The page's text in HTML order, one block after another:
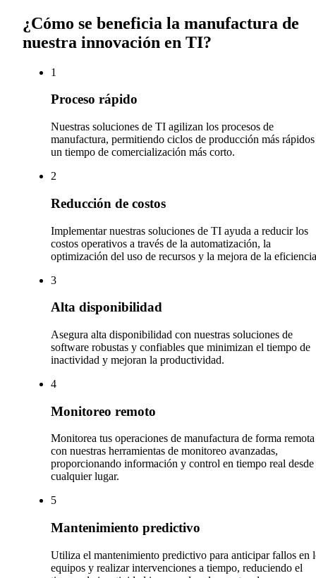
¿Cómo se beneficia la manufactura de
nuestra innovación en TI?
1
Proceso rápido
Nuestras soluciones de TI agilizan los procesos de
manufactura, permitiendo ciclos de producción más
un tiempo de comercialización más corto.
2
Reducción de costos
Implementar nuestras soluciones de TI ayuda a reducir los
costos operativos a través de la automatización, la
optimización del uso de recursos y la mejora de la
3
Alta disponibilidad
Asegura alta disponibilidad con nuestras soluciones de
software robustas y confiables que minimizan el tiempo de
inactividad y mejoran la productividad.
4
Monitoreo remoto
Monitorea tus operaciones de manufactura de forma remota
con nuestras herramientas de monitoreo avanzadas,
proporcionando información y control en tiempo real desde
cualquier lugar.
5
Mantenimiento predictivo
Utiliza el mantenimiento predictivo para anticipar fallos en
equipos y realizar intervenciones a tiempo, reduciendo el